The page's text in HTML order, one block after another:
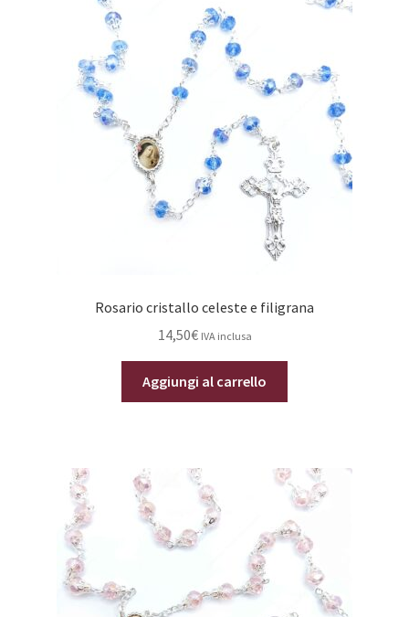
Rosario cristallo celeste e filigrana
14,50€ IVA inclusa
Aggiungi al carrello